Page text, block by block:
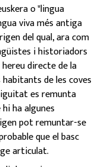
o "lingua
viva més antiga
del qual, ara com
i historiadors
directe de la
habitants de les coves
es remunta
ha algunes
pot remuntar-se
que el basc
articulat.